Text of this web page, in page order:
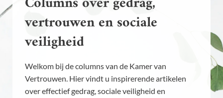
vertrouwen en sociale
veiligheid
Welkom bij de columns van de Kamer van
Vertrouwen. Hier vindt u inspirerende artikelen
over effectief gedrag, sociale veiligheid en